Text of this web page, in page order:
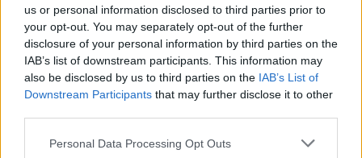
us or personal information disclosed to third parties prior to
your opt-out. You may separately opt-out of the further
disclosure of your personal information by third parties on the
IAB’s list of downstream participants. This information may
also be disclosed by us to third parties on the IAB’s List of
Downstream Participants that may further disclose it to other
Personal Data Processing Opt Outs